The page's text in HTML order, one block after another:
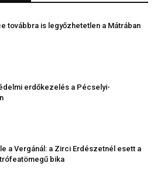
továbbra is legyőzhetetlen a Mátrában
erdőkezelés a Pécselyi-
a Vergánál: a Zirci Erdészetnél esett a
bika